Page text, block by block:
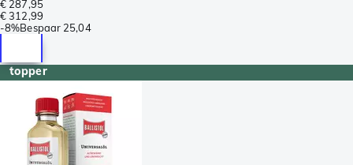
€ 287,95
€ 312,99
-8%Bespaar 25,04
topper